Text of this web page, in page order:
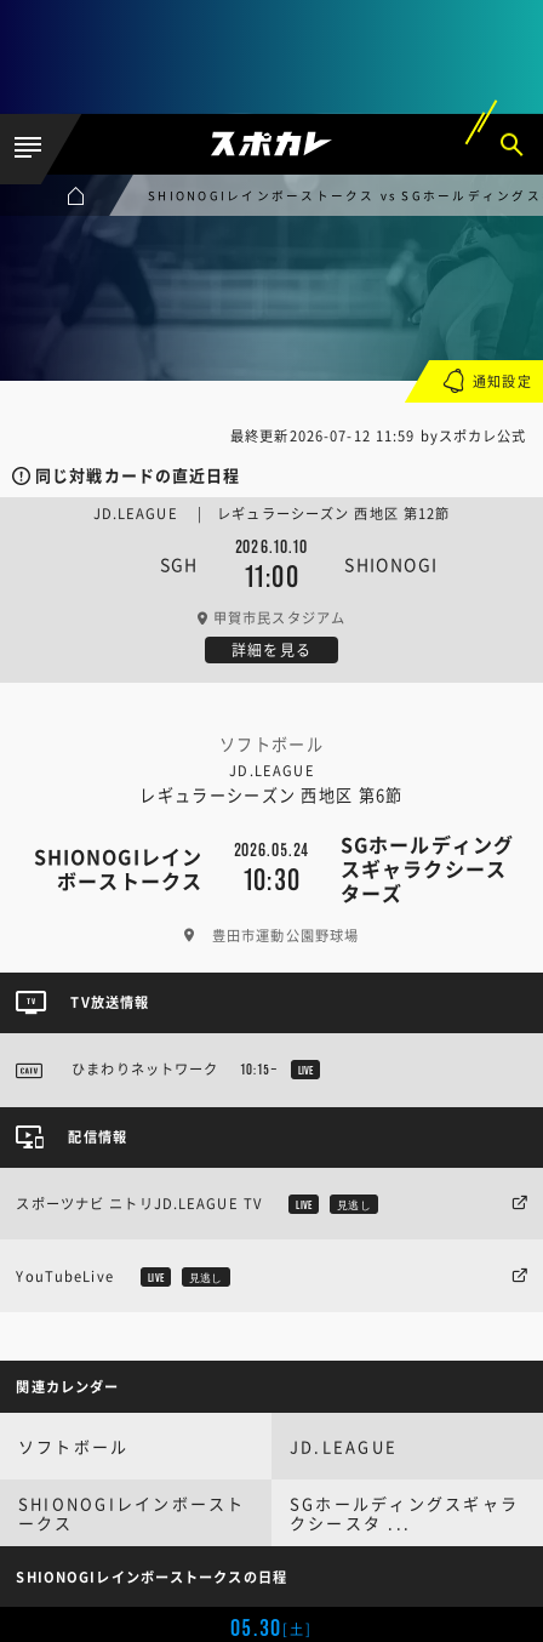
SHIONOGIレインボーストークス vs SGホールディング
最終更新2026-07-12 11:59 byスポカレ公式
同じ対戦カードの直近日程
SGH
2026.10.10
11:00 SHIONOGI
JD.LEAGUE | レギュラーシーズン 西地区 第12節
甲賀市民スタジアム
詳細を見る
ソフトボール
JD.LEAGUE
レギュラーシーズン 西地区 第6節
SHIONOGIレイン
ボーストークス
2026.05.24
10:30
SGホールディング
スギャラクシース
ターズ
豊田市運動公園野球場
通知設定
TV放送情報
ひまわりネットワーク 10:15~ LIVE
配信情報
スポーツナビ ニトリJD.LEAGUE TV LIVE 見逃し
YouTubeLive LIVE 見逃し
関連カレンダー
ソフトボール JD.LEAGUE
SHIONOGIレインボースト
ークス
SGホールディングスギャラ
クシースタ ...
SHIONOGIレインボーストークスの日程
05.30[土]